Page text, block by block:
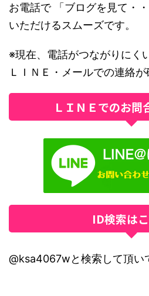
お電話で 「ブログを見て・
いただけるスムーズです。
※現在、電話がつながりにく
ＬＩＮＥ・メールでの連絡が
ＬＩＮＥでのお問
ID検索は
@ksa4067wと検索して頂い